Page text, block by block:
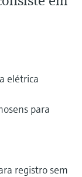
elétrica
para
registro sem